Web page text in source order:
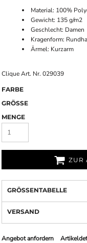
Material: 100%
Gewicht: 135 g/m2
Geschlecht: Damen
Kragenform:
Ärmel: Kurzarm
Clique Art. Nr. 029039
FARBE
GRÖSSE
MENGE
ZUR
GRÖSSENTABELLE
VERSAND
Angebot anfordern